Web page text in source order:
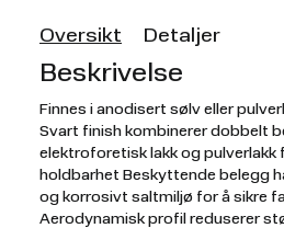
Oversikt Detaljer
Beskrivelse
Finnes i anodisert sølv eller
Svart finish kombinerer dobbelt
elektroforetisk lakk og pulverlakk
holdbarhet Beskyttende belegg
og korrosivt saltmiljø for å sikre
Aerodynamisk profil reduserer